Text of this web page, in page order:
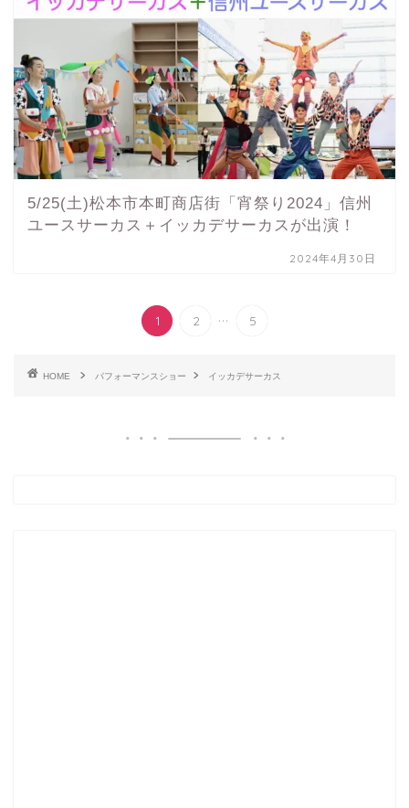
5/25(土)松本市本町商店街「宵祭り2024」信州
ユースサーカス＋イッカデサーカスが出演！
2024年4月30日
1 2 ... 5
HOME パフォーマンスショー イッカデサーカス